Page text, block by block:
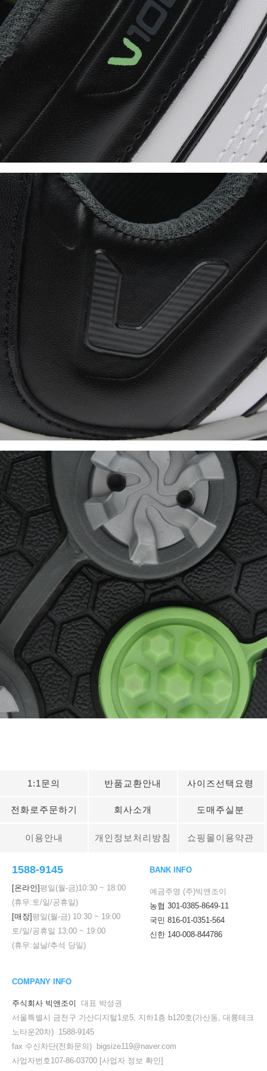
1:1문의 반품교환안내 사이즈선택요령
전화로주문하기 회사소개 도매주실분
이용안내 개인정보처리방침 쇼핑몰이용약관
1588-9145
[온라인]평일(월-금)10:30 ~ 18:00
(휴무:토/일/공휴일)
[매장]평일(월-금) 10:30 ~ 19:00
토/일/공휴일 13:00 ~ 19:00
(휴무:설날/추석 당일)
BANK INFO
예금주명 (주)빅앤조이
농협 301-0385-8649-11
국민 816-01-0351-564
신한 140-008-844786
COMPANY INFO
주식회사 빅앤조이
대표 박성권
서울특별시 금천구 가산디지털1로5, 지하1층 b120호(가산동, 대륭테크
노타운20차) 1588-9145
fax 수신차단(전화문의) bigsize119@naver.com
사업자번호107-86-03700 [사업자 정보 확인]